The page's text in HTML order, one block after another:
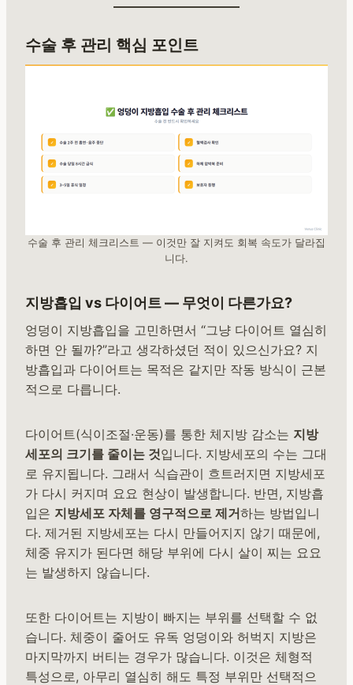
수술 후 관리 핵심 포인트
수술 후 관리 체크리스트 — 이것만 잘 지켜도 회복 속도가 달라집
니다.
지방흡입 vs 다이어트 — 무엇이 다른가요?
엉덩이 지방흡입을 고민하면서 “그냥 다이어트 열심히
하면 안 될까?”라고 생각하셨던 적이 있으신가요? 지
방흡입과 다이어트는 목적은 같지만 작동 방식이 근본
적으로 다릅니다.
다이어트(식이조절·운동)를 통한 체지방 감소는 지방
세포의 크기를 줄이는 것입니다. 지방세포의 수는 그대
로 유지됩니다. 그래서 식습관이 흐트러지면 지방세포
가 다시 커지며 요요 현상이 발생합니다. 반면, 지방흡
입은 지방세포 자체를 영구적으로 제거하는 방법입니
다. 제거된 지방세포는 다시 만들어지지 않기 때문에,
체중 유지가 된다면 해당 부위에 다시 살이 찌는 요요
는 발생하지 않습니다.
또한 다이어트는 지방이 빠지는 부위를 선택할 수 없
습니다. 체중이 줄어도 유독 엉덩이와 허벅지 지방은
마지막까지 버티는 경우가 많습니다. 이것은 체형적
특성으로, 아무리 열심히 해도 특정 부위만 선택적으